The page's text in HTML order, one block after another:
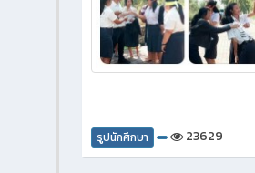
รูปนักศึกษา 23629